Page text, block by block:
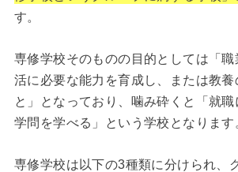
す。
専修学校そのものの目的としては「
活に必要な能力を育成し、または教養
と」となっており、噛み砕くと「就
学問を学べる」という学校となります
専修学校は以下の3種類に分けられ、